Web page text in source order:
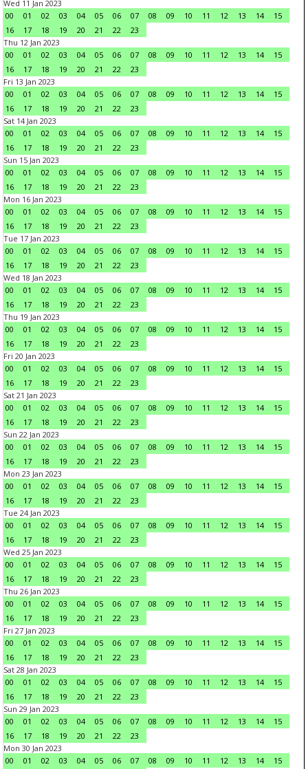
Wed 11 Jan 2023
00
01 02 03 04 05 06 07 08 09 10 11 12 13 14
15
16
17 18 19 20 21 22
23
Thu 12 Jan 2023
00
01 02 03 04 05 06 07 08 09 10 11 12 13 14
15
16
17 18 19 20 21 22
23
Fri 13 Jan 2023
00
01 02 03 04 05 06 07 08 09 10 11 12 13 14
15
16
17 18 19 20 21 22
23
Sat 14 Jan 2023
00
01 02 03 04 05 06 07 08 09 10 11 12 13 14
15
16
17 18 19 20 21 22
23
Sun 15 Jan 2023
00
01 02 03 04 05 06 07 08 09 10 11 12 13 14
15
16
17 18 19 20 21 22
23
Mon 16 Jan 2023
00
01 02 03 04 05 06 07 08 09 10 11 12 13 14
15
16
17 18 19 20 21 22
23
Tue 17 Jan 2023
00
01 02 03 04 05 06 07 08 09 10 11 12 13 14
15
16
17 18 19 20 21 22
23
Wed 18 Jan 2023
00
01 02 03 04 05 06 07 08 09 10 11 12 13 14
15
16
17 18 19 20 21 22
23
Thu 19 Jan 2023
00
01 02 03 04 05 06 07 08 09 10 11 12 13 14
15
16
17 18 19 20 21 22
23
Fri 20 Jan 2023
00
01 02 03 04 05 06 07 08 09 10 11 12 13 14
15
16
17 18 19 20 21 22
23
Sat 21 Jan 2023
00
01 02 03 04 05 06 07 08 09 10 11 12 13 14
15
16
17 18 19 20 21 22
23
Sun 22 Jan 2023
00
01 02 03 04 05 06 07 08 09 10 11 12 13 14
15
16
17 18 19 20 21 22
23
Mon 23 Jan 2023
00
01 02 03 04 05 06 07 08 09 10 11 12 13 14
15
16
17 18 19 20 21 22
23
Tue 24 Jan 2023
00
01 02 03 04 05 06 07 08 09 10 11 12 13 14
15
16
17 18 19 20 21 22
23
Wed 25 Jan 2023
00
01 02 03 04 05 06 07 08 09 10 11 12 13 14
15
16
17 18 19 20 21 22
23
Thu 26 Jan 2023
00
01 02 03 04 05 06 07 08 09 10 11 12 13 14
15
16
17 18 19 20 21 22
23
Fri 27 Jan 2023
00
01 02 03 04 05 06 07 08 09 10 11 12 13 14
15
16
17 18 19 20 21 22
23
Sat 28 Jan 2023
00
01 02 03 04 05 06 07 08 09 10 11 12 13 14
15
16
17 18 19 20 21 22
23
Sun 29 Jan 2023
00
01 02 03 04 05 06 07 08 09 10 11 12 13 14
15
16
17 18 19 20 21 22
23
Mon 30 Jan 2023
00
01 02 03 04 05 06 07 08 09 10 11 12 13 14
15